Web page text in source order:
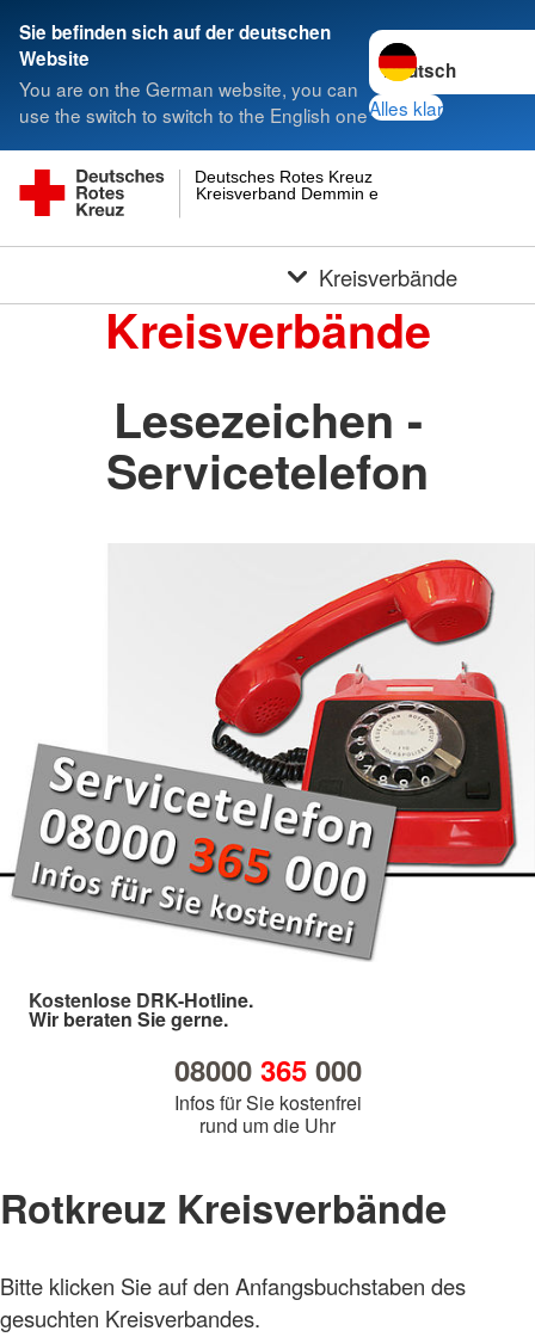
Sie befinden sich auf der deutschen
Website
You are on the German website, you can
use the switch to switch to the English one
Sprache wechseln
Alles klar
Kreisverband Demmin e.V.
Deutsches Rotes Kreuz
Kreisverbände
Kreisverbände
Lesezeichen -
Servicetelefon
Kostenlose DRK-Hotline.
Wir beraten Sie gerne.
08000 365000
Infos für Sie kostenfrei
rund um die Uhr
Rotkreuz Kreisverbände
Bitte klicken Sie auf den Anfangsbuchstaben des
gesuchten Kreisverbandes.